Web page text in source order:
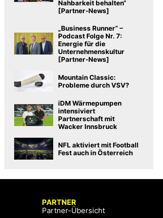
Nahbarkeit behalten“
[Partner-News]
„Business Runner“ –
Podcast Folge Nr. 7:
Energie für die
Unternehmenskultur
[Partner-News]
Mountain Classic:
Probleme durch VSV?
iDM Wärmepumpen
intensiviert
Partnerschaft mit
Wacker Innsbruck
NFL aktiviert mit Football
Fest auch in Österreich
PARTNER
Partner-Übersicht